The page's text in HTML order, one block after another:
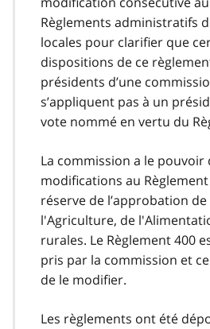
Règlements administratifs
locales pour clarifier que
dispositions de ce
présidents d’une
s’appliquent pas à un
vote nommé en vertu du
La commission a le pouvoir
modifications au
réserve de l’approbation
l'Agriculture, de
rurales. Le Règlement 400
pris par la commission et
de le modifier.
Les règlements ont été